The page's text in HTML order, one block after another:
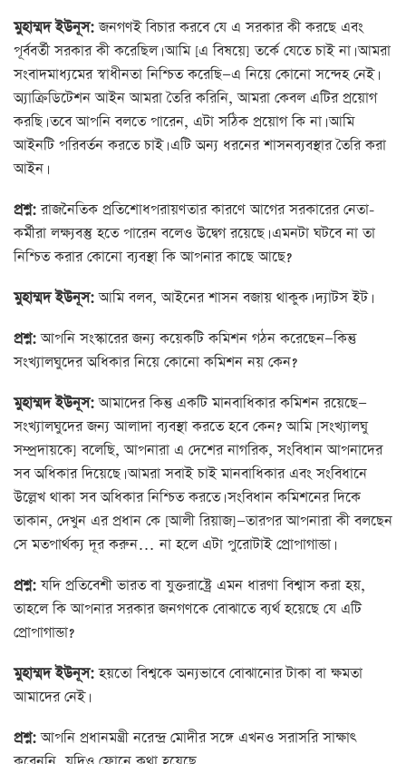
মুহাম্মদ ইউনূস:জনগণই বিচার করবে যে এ সরকার কী করছে এবং
পূর্ববর্তী সরকার কী করেছিল। আমি [এ বিষয়ে] তর্কে যেতে চাই না। আমরা
সংবাদমাধ্যমের স্বাধীনতা নিশ্চিত করেছি—এ নিয়ে কোনো সন্দেহ নেই।
অ্যাক্রিডিটেশন আইন আমরা তৈরি করিনি, আমরা কেবল এটির প্রয়োগ
করছি। তবে আপনি বলতে পারেন, এটা সঠিক প্রয়োগ কি না। আমি
আইনটি পরিবর্তন করতে চাই। এটি অন্য ধরনের শাসনব্যবস্থার তৈরি করা
আইন।
প্রশ্ন:রাজনৈতিক প্রতিশোধপরায়ণতার কারণে আগের সরকারের নেতা-
কর্মীরা লক্ষ্যবস্তু হতে পারেন বলেও উদ্বেগ রয়েছে। এমনটা ঘটবে না তা
নিশ্চিত করার কোনো ব্যবস্থা কি আপনার কাছে আছে?
মুহাম্মদ ইউনূস:আমি বলব, আইনের শাসন বজায় থাকুক। দ্যাটস ইট।
প্রশ্ন:আপনি সংস্কারের জন্য কয়েকটি কমিশন গঠন করেছেন—কিন্তু
সংখ্যালঘুদের অধিকার নিয়ে কোনো কমিশন নয় কেন?
মুহাম্মদ ইউনূস:আমাদের কিন্তু একটি মানবাধিকার কমিশন রয়েছে—
সংখ্যালঘুদের জন্য আলাদা ব্যবস্থা করতে হবে কেন? আমি [সংখ্যালঘু
সম্প্রদায়কে] বলেছি, আপনারা এ দেশের নাগরিক, সংবিধান আপনাদের
সব অধিকার দিয়েছে। আমরা সবাই চাই মানবাধিকার এবং সংবিধানে
উল্লেখ থাকা সব অধিকার নিশ্চিত করতে। সংবিধান কমিশনের দিকে
তাকান, দেখুন এর প্রধান কে [আলী রিয়াজ]—তারপর আপনারা কী বলছেন
সে মতপার্থক্য দূর করুন… না হলে এটা পুরোটাই প্রোপাগান্ডা।
প্রশ্ন:যদি প্রতিবেশী ভারত বা যুক্তরাষ্ট্রে এমন ধারণা বিশ্বাস করা হয়,
তাহলে কি আপনার সরকার জনগণকে বোঝাতে ব্যর্থ হয়েছে যে এটি
প্রোপাগান্ডা?
মুহাম্মদ ইউনূস:হয়তো বিশ্বকে অন্যভাবে বোঝানোর টাকা বা ক্ষমতা
আমাদের নেই।
প্রশ্ন:আপনি প্রধানমন্ত্রী নরেন্দ্র মোদীর সঙ্গে এখনও সরাসরি সাক্ষাৎ